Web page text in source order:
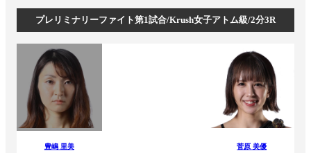
プレリミナリーファイト第1試合/Krush女子アトム級/2分3R
豊嶋 里美 菅原 美優